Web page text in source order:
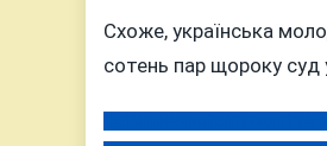
Схоже, українська
сотень пар щороку
Навігація